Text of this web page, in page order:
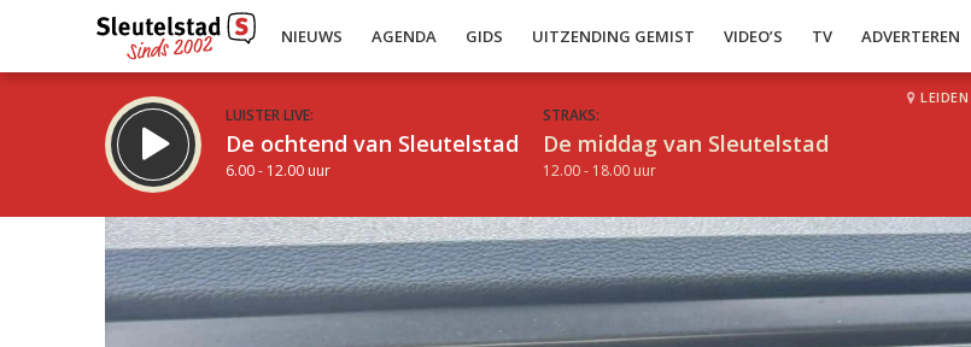
NIEUWS AGENDA GIDS UITZENDING GEMIST VIDEO’S TV ADVERTEREN
LUISTER LIVE:
De ochtend van Sleutelstad
6.00 - 12.00 uur
STRAKS:
De middag van Sleutelstad
12.00 - 18.00 uur
LEIDEN